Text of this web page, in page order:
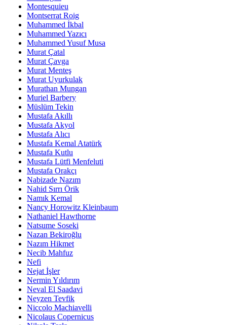
Montesquieu
Montserrat Roig
Muhammed İkbal
Muhammed Yazıcı
Muhammed Yusuf Musa
Murat Çatal
Murat Çavga
Murat Menteş
Murat Uyurkulak
Murathan Mungan
Muriel Barbery
Müslüm Tekin
Mustafa Akıllı
Mustafa Akyol
Mustafa Alıcı
Mustafa Kemal Atatürk
Mustafa Kutlu
Mustafa Lütfi Menfeluti
Mustafa Orakçı
Nabizade Nazım
Nahid Sırrı Örik
Namık Kemal
Nancy Horowitz Kleinbaum
Nathaniel Hawthorne
Natsume Soseki
Nazan Bekiroğlu
Nazım Hikmet
Necib Mahfuz
Nefi
Nejat İşler
Nermin Yıldırım
Neval El Saadavi
Neyzen Tevfik
Niccolo Machiavelli
Nicolaus Copernicus